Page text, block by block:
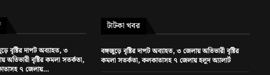
বৃষ্টির দাপট অব্যাহত, ৩
অতিভারী বৃষ্টির কমলা সতর্কতা,
৭ জেলায়...
টাটকা খবর
বঙ্গজুড়ে বৃষ্টির দাপট অব্যাহত, ৩ জেলায় অতিভারী বৃষ্টির
কমলা সতর্কতা, কলকাতাসহ ৭ জেলায় হলুদ অ্যালার্ট